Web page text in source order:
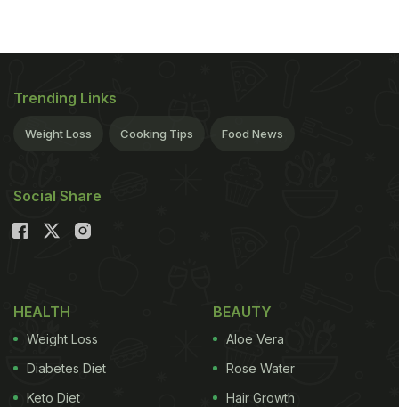
Trending Links
Weight Loss Cooking Tips Food News
Social Share
HEALTH
Weight Loss
Diabetes Diet
Keto Diet
BEAUTY
Aloe Vera
Rose Water
Hair Growth